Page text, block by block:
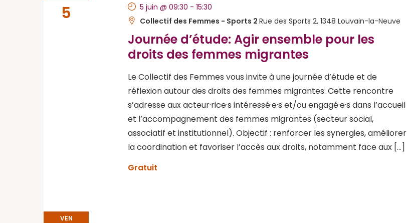
5
Journée d’étude: Agir ensemble pour les
droits des femmes migrantes
5 juin @ 09:30 - 15:30
Collectif des Femmes - Sports 2 Rue des Sports 2, 1348 Louvain-la-Neuve
Le Collectif des Femmes vous invite à une journée d’étude et de
réflexion autour des droits des femmes migrantes. Cette rencontre
s’adresse aux acteur·rice·s intéressé·e·s et/ou engagé·e·s dans l’accueil
et l’accompagnement des femmes migrantes (secteur social,
associatif et institutionnel). Objectif : renforcer les synergies, améliorer
la coordination et favoriser l’accès aux droits, notamment face aux […]
Gratuit
VEN